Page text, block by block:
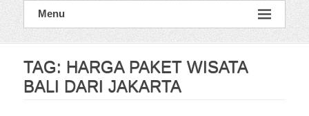
Menu
TAG: HARGA PAKET WISATA
BALI DARI JAKARTA